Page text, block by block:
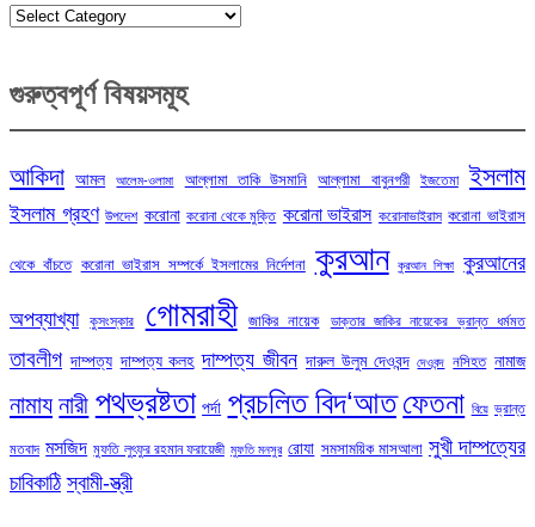
Categories
গুরুত্বপূর্ণ বিষয়সমূহ
আকিদা আমল আলেম-ওলামা আল্লামা তাকি উসমানি আল্লামা বাবুনগরী ইজতেমা ইসলাম
ইসলাম গ্রহণ উপদেশ করোনা করোনা থেকে মুক্তি করোনা ভাইরাস করোনাভাইরাস করোনা ভাইরাস
থেকে বাঁচতে করোনা ভাইরাস সম্পর্কে ইসলামের নির্দেশনা কুরআন কুরআন শিক্ষা কুরআনের
অপব্যাখ্যা কুসংস্কার গোমরাহী জাকির নায়েক ডাক্তার জাকির নায়েকের ভ্রান্ত ধর্মমত
তাবলীগ দাম্পত্য দাম্পত্য কলহ দাম্পত্য জীবন দারুল উলুম দেওবন্দ দেওবন্দ নসিহত নামাজ
নামায নারী পথভ্রষ্টতা পর্দা প্রচলিত বিদ‘আত ফেতনা বিয়ে ভ্রান্ত
মতবাদ মসজিদ মুফতি লুৎফুর রহমান ফরায়েজী মুফতি মনসুর রোযা সমসাময়িক মাসআলা সুখী দাম্পত্যের
চাবিকাঠি স্বামী-স্ত্রী